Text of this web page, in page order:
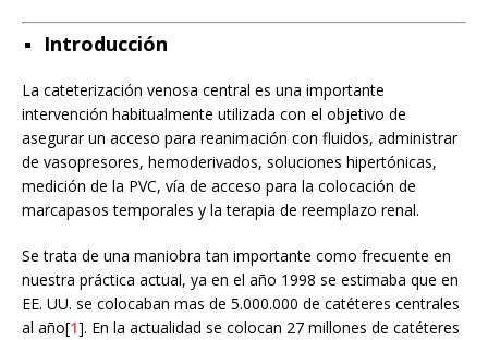
Introducción
La cateterización venosa central es una importante
intervención habitualmente utilizada con el objetivo de
asegurar un acceso para reanimación con fluidos, administrar
de vasopresores, hemoderivados, soluciones hipertónicas,
medición de la PVC, vía de acceso para la colocación de
marcapasos temporales y la terapia de reemplazo renal.
Se trata de una maniobra tan importante como frecuente en
nuestra práctica actual, ya en el año 1998 se estimaba que en
EE. UU. se colocaban mas de 5.000.000 de catéteres centrales
al año[1]. En la actualidad se colocan 27 millones de catéteres